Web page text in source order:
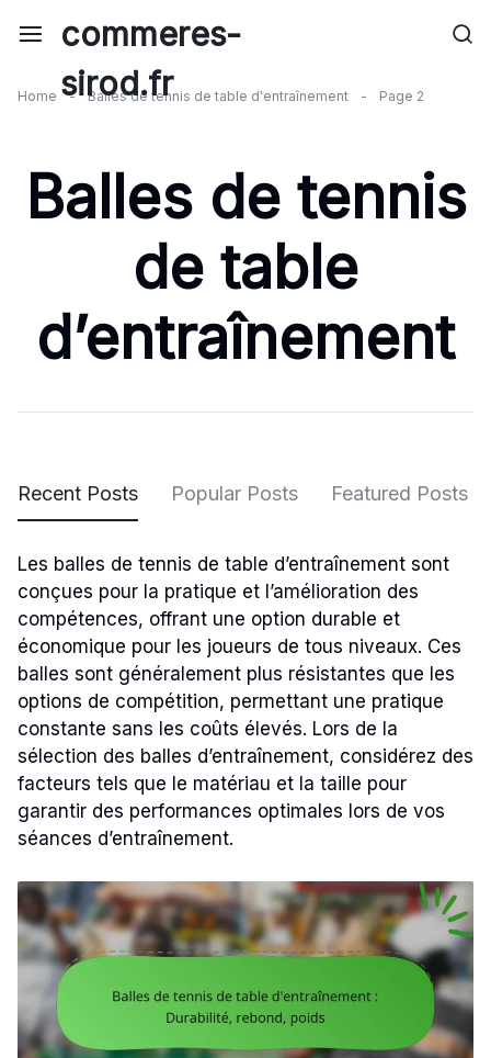
commeres-
sirod.fr
Home - Balles de tennis de table d'entraînement - Page 2
Balles de tennis
de table
d’entraînement
Recent Posts Popular Posts Featured Posts
Les balles de tennis de table d’entraînement sont
conçues pour la pratique et l’amélioration des
compétences, offrant une option durable et
économique pour les joueurs de tous niveaux. Ces
balles sont généralement plus résistantes que les
options de compétition, permettant une pratique
constante sans les coûts élevés. Lors de la
sélection des balles d’entraînement, considérez des
facteurs tels que le matériau et la taille pour
garantir des performances optimales lors de vos
séances d’entraînement.